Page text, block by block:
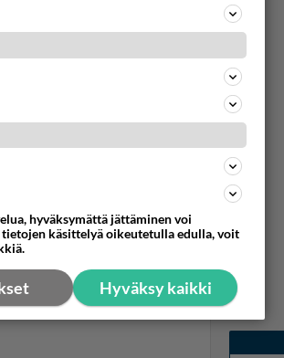
on kutsuttu 4 vierasta
hyväksymättä jättäminen voi
käsittelyä oikeutetulla edulla, voit
Hyväksy kaikki